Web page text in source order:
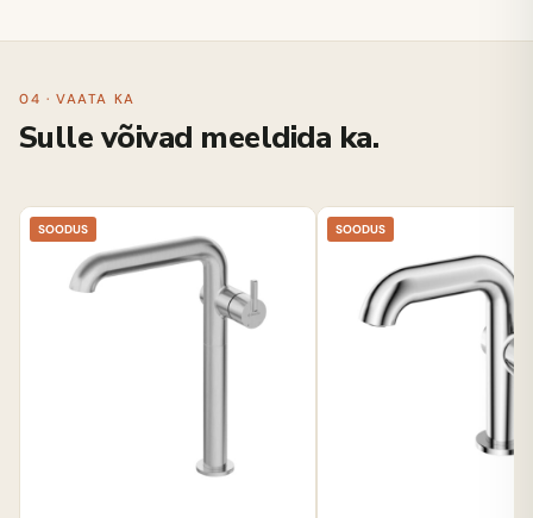
04 · VAATA KA
Sulle võivad meeldida ka.
SOODUS SOODUS